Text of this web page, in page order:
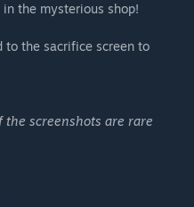
the mysterious shop!
to the sacrifice screen to
the screenshots are rare